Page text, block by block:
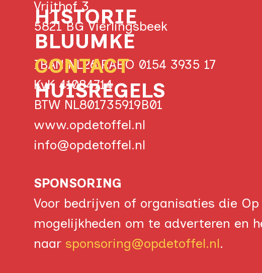
HISTORIE
BLUUMKE
CONTACT
HUISREGELS
Vrijthof 3
5821 BG Vierlingsbeek
IBAN NL26 RABO 0154 3935 17
KvK 41084714
BTW NL801735919B01
www.opdetoffel.nl
info@opdetoffel.nl
SPONSORING
Voor bedrijven of organisaties die
mogelijkheden om te adverteren en
naar sponsoring@opdetoffel.nl.